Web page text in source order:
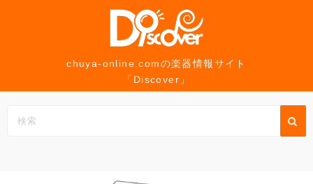
chuya-online.comの楽器情報サイト
「Discover」